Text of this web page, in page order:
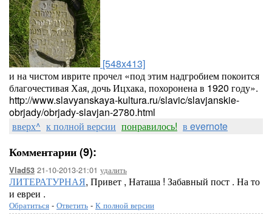
[548x413]
и на чистом иврите прочел «под этим надгробием покоится
благочестивая Хая, дочь Ицхака, похоронена в 1920 году».
http://www.slavyanskaya-kultura.ru/slavic/slavjanskie-
obrjady/obrjady-slavjan-2780.html
вверх^ к полной версии понравилось! в evernote
Комментарии (9):
Vlad53 21-10-2013-21:01 удалить
ЛИТЕРАТУРНАЯ, Привет , Наташа ! Забавный пост . На то
и евреи .
Обратиться - Ответить - К полной версии